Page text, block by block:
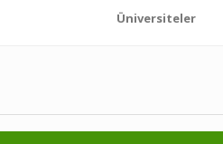
Üniversiteler